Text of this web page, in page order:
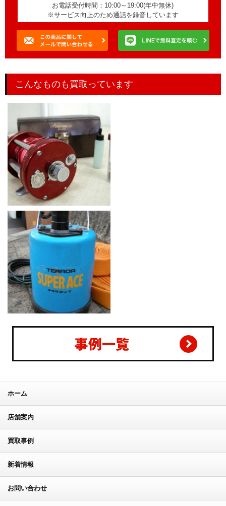
お電話受付時間：10:00～19:00(年中無休)
※サービス向上のため通話を録音しています
こんなものも買取っています
ABUアブガルシア/ビンテージ
アンバサダー6000Ambassadeu
r6000
テラダ 土砂混入水用水中ポン
蔵王産業 カーペット洗浄機 ウ
ォンド付き カーペットクリー
ナー/バキュームクリーナー
ホーム
店舗案内
買取事例
新着情報
お問い合わせ
> プライバシーポリシー